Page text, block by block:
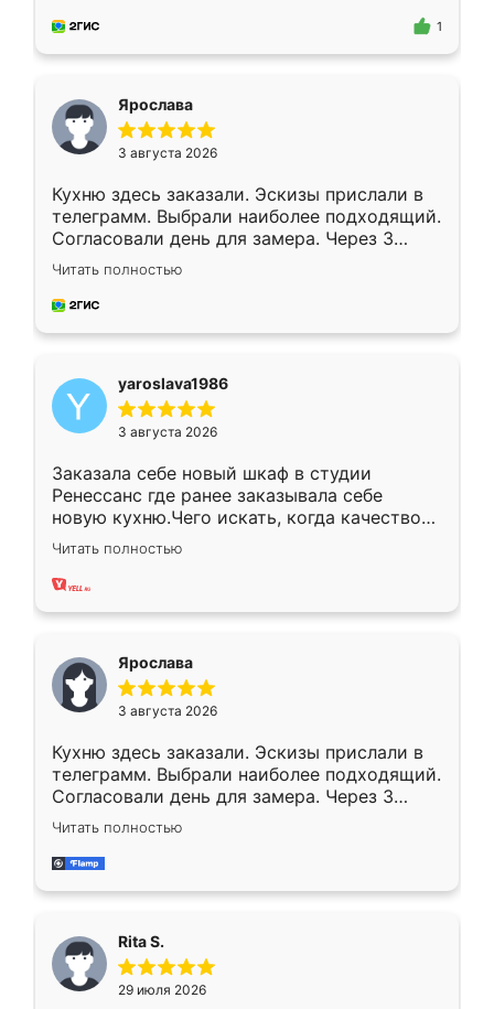
предложил по моему эскизу самый
1
Ярослава
3 августа 2026
Кухню здесь заказали. Эскизы прислали в
телеграмм. Выбрали наиболее подходящий.
Согласовали день для замера. Через 3
недели кухня была уже готова. Остались
довольны работой. Спасибо Ренессанс
мебель за качественную работу!
Читать полностью
yaroslava1986
3 августа 2026
Заказала себе новый шкаф в студии
Ренессанс где ранее заказывала себе
новую кухню.Чего искать, когда качеством
вполне довольна. Служит кухня уже почти
два года, нареканий нет.
Читать полностью
Ярослава
3 августа 2026
Кухню здесь заказали. Эскизы прислали в
телеграмм. Выбрали наиболее подходящий.
Согласовали день для замера. Через 3
недели кухня была уже готова. Остались
довольны работой. Спасибо Ренессанс
мебель за качественную работу!
Читать полностью
Rita S.
29 июля 2026